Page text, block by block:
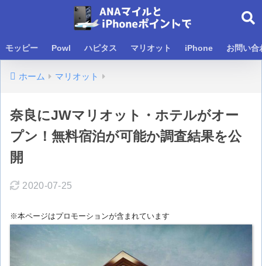
モッピー Powl ハピタス マリオット iPhone お問い合
ホーム マリオット
奈良にJWマリオット・ホテルがオー
プン！無料宿泊が可能か調査結果を公
開
2020-07-25
※本ページはプロモーションが含まれています